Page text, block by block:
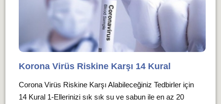
Korona Virüs Riskine Karşı 14 Kural
Corona Virüs Riskine Karşı Alabileceğiniz Tedbirler için
14 Kural 1-Ellerinizi sık sık su ve sabun ile en az 20